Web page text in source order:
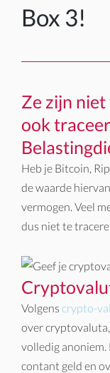
Box 3!
Ze zijn
ook
Heb je Bitcoin,
de waarde
vermogen. Veel
dus niet te
Volgens crypto-
over
volledig anoniem.
contant geld en